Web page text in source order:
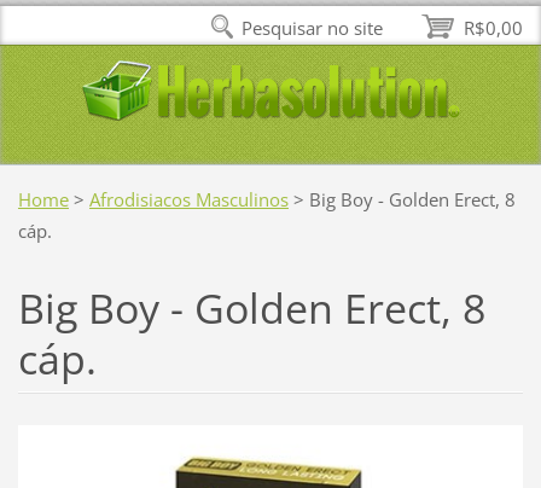
Home > Afrodisiacos Masculinos > Big Boy - Golden Erect, 8
cáp.
Big Boy - Golden Erect, 8
cáp.
R$0,00
Pesquisar no site